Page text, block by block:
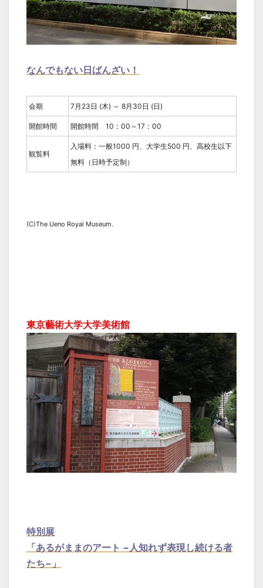
なんでもない日ばんざい！
会期 7月23日 (木) ～ 8月30日 (日)
開館時間 開館時間 10：00～17：00
観覧料
入場料：一般1000 円、大学生500 円、高校生以下
無料（日時予定制）
(C)The Ueno Royal Museum.
東京藝術大学大学美術館
特別展
「あるがままのアート −人知れず表現し続ける者
たち−」